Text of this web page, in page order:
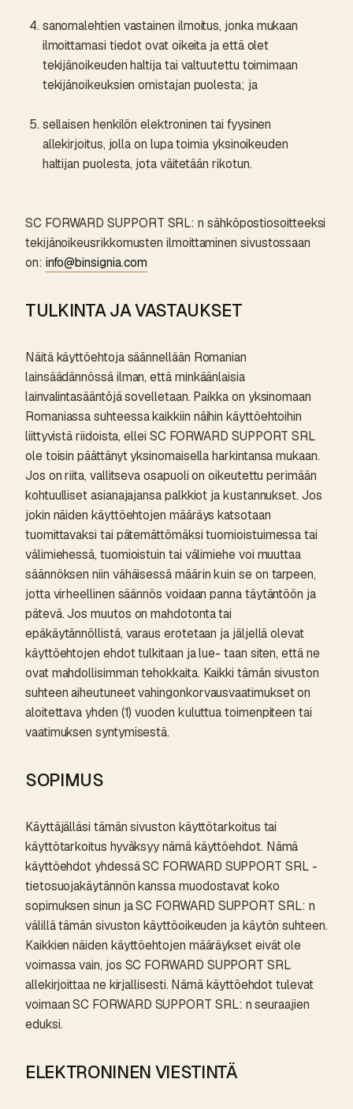
sanomalehtien vastainen ilmoitus, jonka mukaan
ilmoittamasi tiedot ovat oikeita ja että olet
tekijänoikeuden haltija tai valtuutettu toimimaan
tekijänoikeuksien omistajan puolesta; ja
sellaisen henkilön elektroninen tai fyysinen
allekirjoitus, jolla on lupa toimia yksinoikeuden
haltijan puolesta, jota väitetään rikotun.
SC FORWARD SUPPORT SRL: n sähköpostiosoitteeksi
tekijänoikeusrikkomusten ilmoittaminen sivustossaan
on: info@binsignia.com
TULKINTA JA VASTAUKSET
Näitä käyttöehtoja säännellään Romanian
lainsäädännössä ilman, että minkäänlaisia
lainvalintasääntöjä sovelletaan. Paikka on yksinomaan
Romaniassa suhteessa kaikkiin näihin käyttöehtoihin
liittyvistä riidoista, ellei SC FORWARD SUPPORT SRL
ole toisin päättänyt yksinomaisella harkintansa mukaan.
Jos on riita, vallitseva osapuoli on oikeutettu perimään
kohtuulliset asianajajansa palkkiot ja kustannukset. Jos
jokin näiden käyttöehtojen määräys katsotaan
tuomittavaksi tai pätemättömäksi tuomioistuimessa tai
välimiehessä, tuomioistuin tai välimiehe voi muuttaa
säännöksen niin vähäisessä määrin kuin se on tarpeen,
jotta virheellinen säännös voidaan panna täytäntöön ja
pätevä. Jos muutos on mahdotonta tai
epäkäytännöllistä, varaus erotetaan ja jäljellä olevat
käyttöehtojen ehdot tulkitaan ja lue- taan siten, että ne
ovat mahdollisimman tehokkaita. Kaikki tämän sivuston
suhteen aiheutuneet vahingonkorvausvaatimukset on
aloitettava yhden (1) vuoden kuluttua toimenpiteen tai
vaatimuksen syntymisestä.
SOPIMUS
Käyttäjälläsi tämän sivuston käyttötarkoitus tai
käyttötarkoitus hyväksyy nämä käyttöehdot. Nämä
käyttöehdot yhdessä SC FORWARD SUPPORT SRL -
tietosuojakäytännön kanssa muodostavat koko
sopimuksen sinun ja SC FORWARD SUPPORT SRL: n
välillä tämän sivuston käyttöoikeuden ja käytön suhteen.
Kaikkien näiden käyttöehtojen määräykset eivät ole
voimassa vain, jos SC FORWARD SUPPORT SRL
allekirjoittaa ne kirjallisesti. Nämä käyttöehdot tulevat
voimaan SC FORWARD SUPPORT SRL: n seuraajien
eduksi.
ELEKTRONINEN VIESTINTÄ